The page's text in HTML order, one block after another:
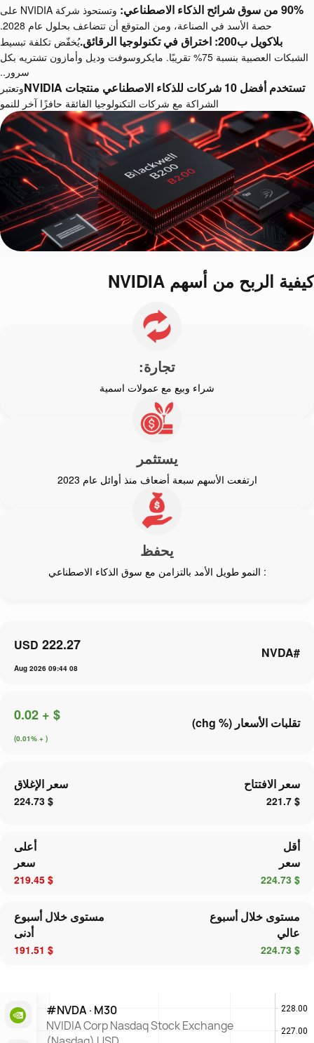
90% من سوق شرائح الذكاء الاصطناعي:
وتستحوذ شركة NVIDIA على
حصة الأسد في الصناعة، ومن المتوقع أن تتضاعف بحلول عام 2028.
بلاكويل ب200: اختراق في تكنولوجيا الرقائق.
يُخفّض تكلفة تبسيط
الشبكات العصبية بنسبة 75% تقريبًا. مايكروسوفت وديل وأمازون تشتريه بكل
سرور..
تستخدم أفضل 10 شركات للذكاء الاصطناعي منتجات NVIDIA
وتعتبر
الشراكة مع شركات التكنولوجيا الفائقة حافزًا آخر للنمو
كيفية الربح من أسهم NVIDIA
تجارة:
شراء وبيع مع عمولات اسمية
يستثمر
ارتفعت الأسهم سبعة أضعاف منذ أوائل عام 2023
يحفظ
: النمو طويل الأمد بالتزامن مع سوق الذكاء الاصطناعي
#NVDA
222.27
USD
08 Aug 2026 09:44
تقلبات الأسعار (% chg) $ + 0.02
( + 0.01%)
سعر الافتتاح
$ 221.7
سعر الإغلاق
$ 224.73
أقل
سعر
$ 224.73
أعلى
سعر
$ 219.45
مستوى خلال أسبوع
عالي
$ 224.73
مستوى خلال أسبوع
أدنى
$ 191.51